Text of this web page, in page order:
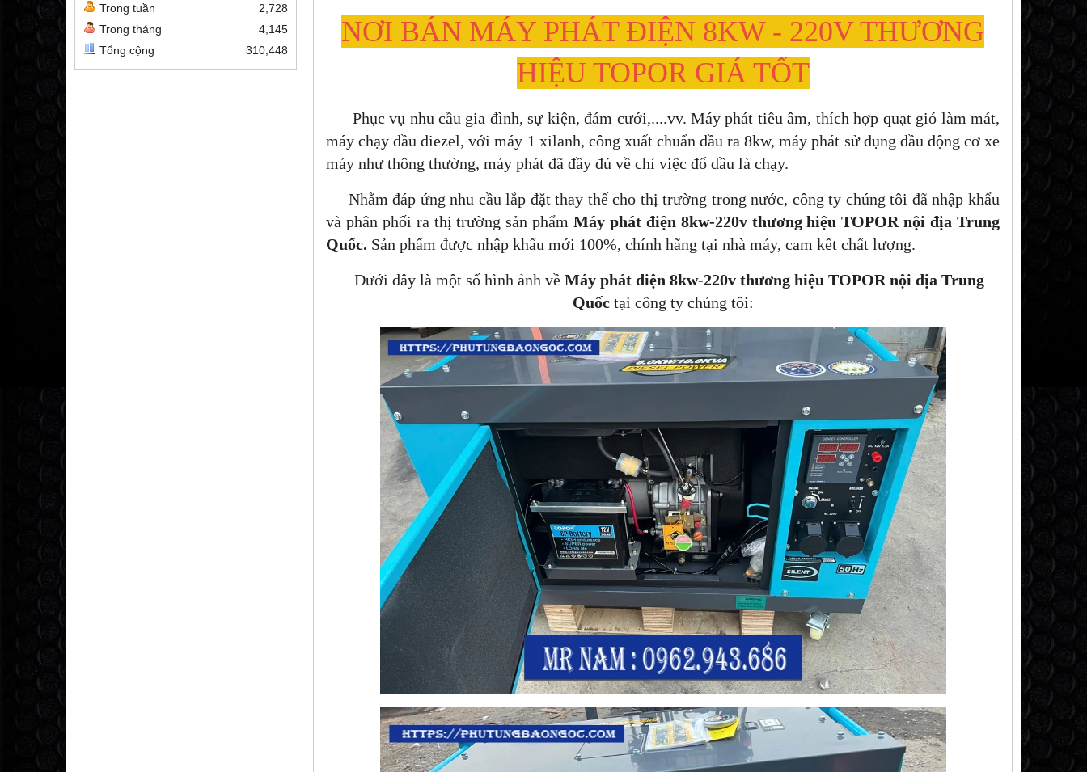
Trong tuần
2,728
Trong tháng
4,145
Tổng cộng
310,448
NƠI BÁN MÁY PHÁT ĐIỆN 8KW - 220V THƯƠNG
HIỆU TOPOR GIÁ TỐT
Phục vụ nhu cầu gia đình, sự kiện, đám cưới,....vv. Máy phát tiêu âm, thích hợp quạt gió làm mát,
máy chạy dầu diezel, với máy 1 xilanh, công xuất chuẩn dầu ra 8kw, máy phát sử dụng dầu động cơ xe
máy như thông thường, máy phát đã đầy đủ về chỉ việc đổ dầu là chạy.
Nhằm đáp ứng nhu cầu lắp đặt thay thế cho thị trường trong nước, công ty chúng tôi đã nhập khẩu
và phân phối ra thị trường sản phẩmMáy phát điện 8kw-220v thương hiệu TOPOR nội địa Trung
Quốc. Sản phẩm được nhập khẩu mới 100%, chính hãng tại nhà máy, cam kết chất lượng.
Dưới đây là một số hình ảnh về Máy phát điện 8kw-220v thương hiệu TOPOR nội địa Trung
Quốctại công ty chúng tôi: